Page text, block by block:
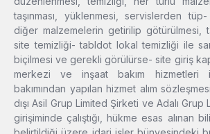
taşınması, yüklenmesi, servislerden
diğer malzemelerin getirilip götürülmesi,
site temizliği- tabldot lokal temizliği ile
biçilmesi ve gerekli görülürse- site giriş
merkezi ve inşaat bakım hizmetleri
bakımından yapılan hizmet alım
dışı Asil Grup Limited Şirketi ve Adalı
girişiminde çalıştığı, hükme esas alınan